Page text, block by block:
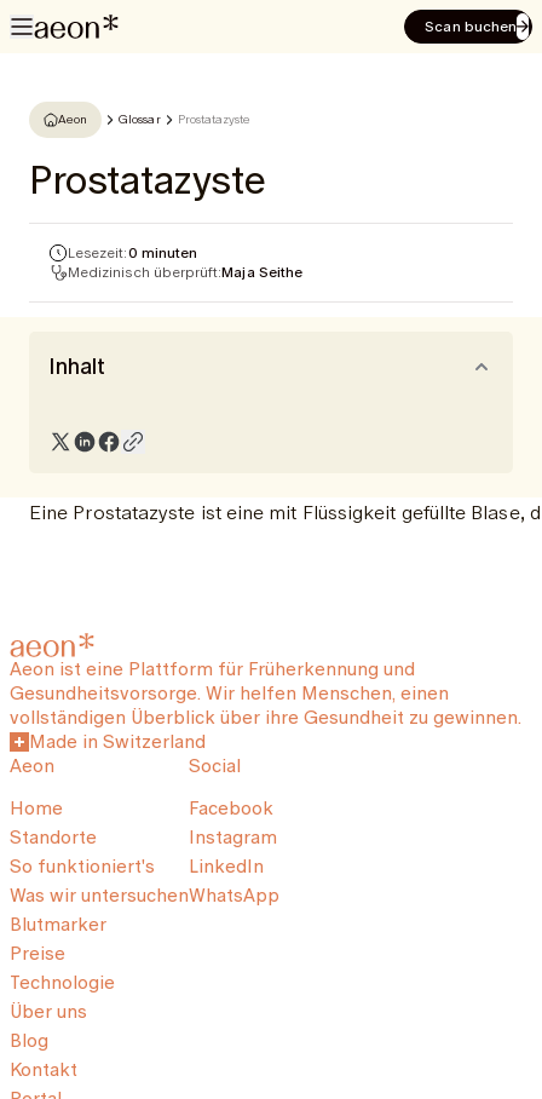
Scan buchen
Aeon Glossar Prostatazyste
Prostatazyste
Lesezeit:0 minuten
Medizinisch überprüft:Maja Seithe
Inhalt
Eine Prostatazyste ist eine mit Flüssigkeit gefüllte
Aeon ist eine Plattform für Früherkennung und
Gesundheitsvorsorge. Wir helfen Menschen, einen
vollständigen Überblick über ihre Gesundheit zu gewinnen.
Made in Switzerland
Aeon
Home
Standorte
So funktioniert's
Was wir untersuchen
Blutmarker
Preise
Technologie
Über uns
Blog
Kontakt
Social
Facebook
Instagram
LinkedIn
WhatsApp